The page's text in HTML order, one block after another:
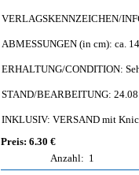
VERLAGSKENNZEICHEN/
ABMESSUNGEN (in cm): ca.
ERHALTUNG/CONDITION:
STAND/BEARBEITUNG:
INKLUSIV: VERSAND mit
Preis: 6.30 €
Anzahl: 1